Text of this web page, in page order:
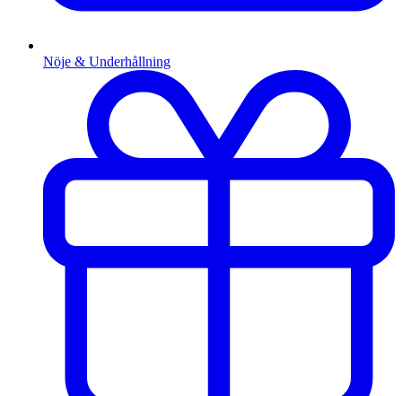
Nöje & Underhållning